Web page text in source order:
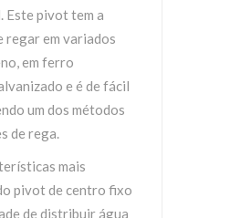
Este pivot tem a
regar em variados
em ferro
e é de fácil
um dos métodos
de rega.
mais
pivot de centro fixo
de distribuir água